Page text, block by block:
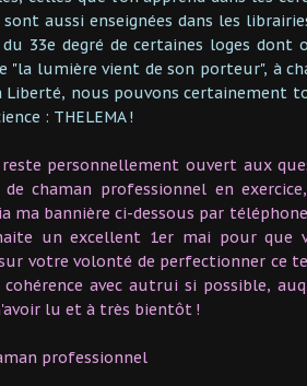
aussi enseignées dans les
33e degré de certaines loges dont
"la lumière vient de son porteur", à
nous pouvons certainement
: THELEMA !
personnellement ouvert aux
chaman professionnel en
ma bannière ci-dessous par
un excellent 1er mai pour que
votre volonté de perfectionner ce
avec autrui si possible,
lu et à très bientôt !
professionnel